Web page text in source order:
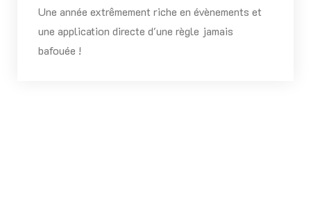
Une année extrêmement riche en évènements et
une application directe d'une règle jamais
bafouée !